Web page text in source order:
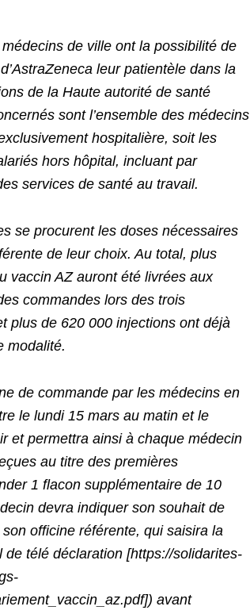
de ville ont la possibilité de
leur patientèle dans la
de la Haute autorité de santé
sont l’ensemble des médecins
hospitalière, soit les
hors hôpital, incluant par
services de santé au travail.
se procurent les doses nécessaires
de leur choix. Au total, plus
vaccin AZ auront été livrées aux
commandes lors des trois
plus de 620 000 injections ont déjà
modalité.
de commande par les médecins en
le lundi 15 mars au matin et le
et permettra ainsi à chaque médecin
au titre des premières
1 flacon supplémentaire de 10
devra indiquer son souhait de
officine référente, qui saisira la
de télé déclaration [https://solidarites-
avant